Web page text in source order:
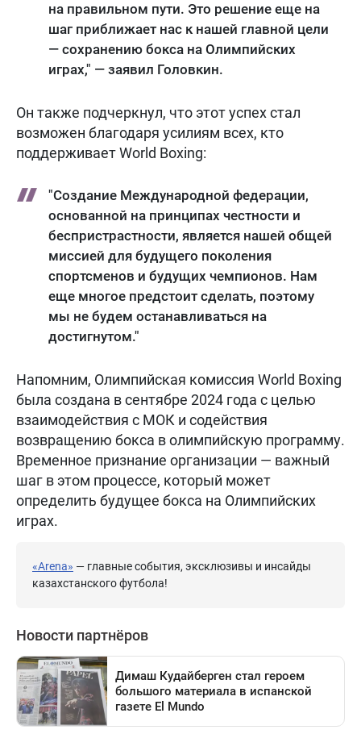
на правильном пути. Это решение еще на
шаг приближает нас к нашей главной цели
— сохранению бокса на Олимпийских
играх," — заявил Головкин.
Он также подчеркнул, что этот успех стал
возможен благодаря усилиям всех, кто
поддерживает World Boxing:
"Создание Международной федерации,
основанной на принципах честности и
беспристрастности, является нашей общей
миссией для будущего поколения
спортсменов и будущих чемпионов. Нам
еще многое предстоит сделать, поэтому
мы не будем останавливаться на
достигнутом."
Напомним, Олимпийская комиссия World Boxing
была создана в сентябре 2024 года с целью
взаимодействия с МОК и содействия
возвращению бокса в олимпийскую программу.
Временное признание организации — важный
шаг в этом процессе, который может
определить будущее бокса на Олимпийских
играх.
«Arena» — главные события, эксклюзивы и инсайды
казахстанского футбола!